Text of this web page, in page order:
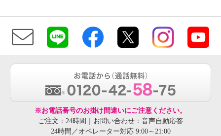
※お電話番号のお掛け間違いにご注意ください。
ご注文：24時間｜お問い合わせ：音声自動応答
24時間／オペレーター対応 9:00～21:00